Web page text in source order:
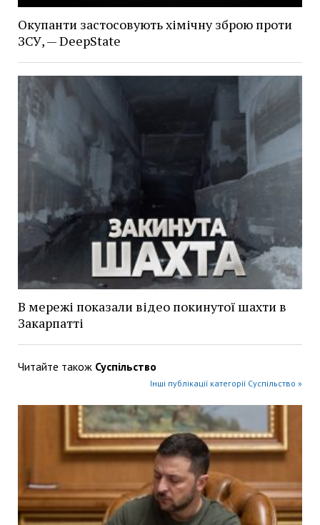
Окупанти застосовують хімічну зброю проти
ЗСУ, — DeepState
В мережі показали відео покинутої шахти в
Закарпатті
Читайте також Суспільство
Інші публікації категорії Суспільство »